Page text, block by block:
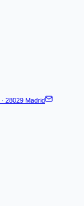
28029 Madrid